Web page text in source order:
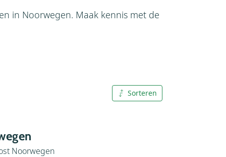
in Noorwegen. Maak kennis met de
Sorteren
Noorwegen